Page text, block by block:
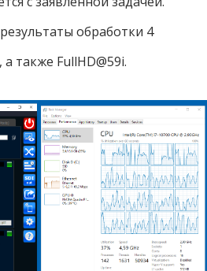
обработки 4
также FullHD@59i.